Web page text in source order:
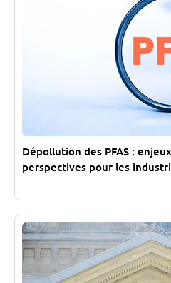
Dépollution des PFAS :
perspectives pour les